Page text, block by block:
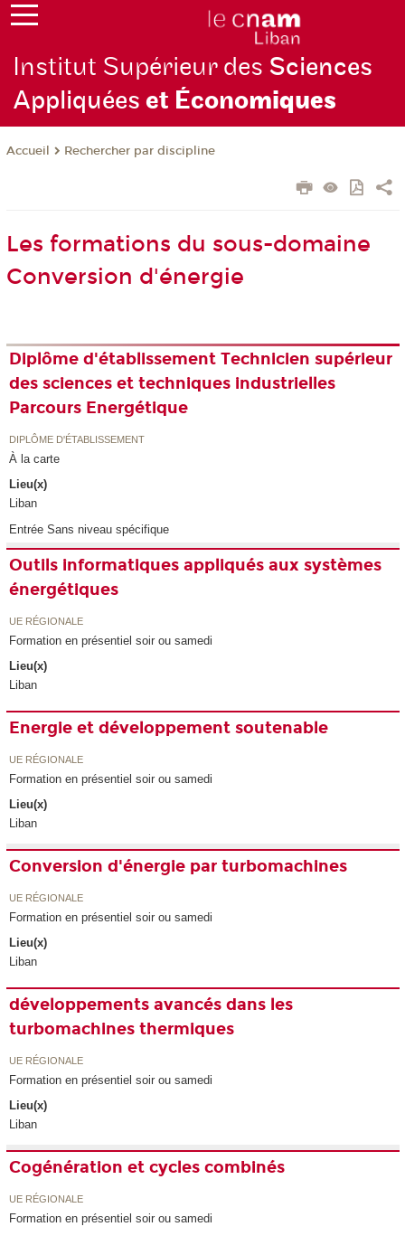
Institut Supérieur des Sciences
Appliquéeset Économiques
Accueil Rechercher par discipline
Les formations du sous-domaine
Conversion d'énergie
Diplôme d'établissement Technicien supérieur
des sciences et techniques industrielles
Parcours Energétique
DIPLÔME D'ÉTABLISSEMENT
À la carte
Lieu(x)
Liban
Entrée Sans niveau spécifique
Outils informatiques appliqués aux systèmes
énergétiques
UE RÉGIONALE
Formation en présentiel soir ou samedi
Lieu(x)
Liban
Energie et développement soutenable
UE RÉGIONALE
Formation en présentiel soir ou samedi
Lieu(x)
Liban
Conversion d'énergie par turbomachines
UE RÉGIONALE
Formation en présentiel soir ou samedi
Lieu(x)
Liban
développements avancés dans les
turbomachines thermiques
UE RÉGIONALE
Formation en présentiel soir ou samedi
Lieu(x)
Liban
Cogénération et cycles combinés
UE RÉGIONALE
Formation en présentiel soir ou samedi